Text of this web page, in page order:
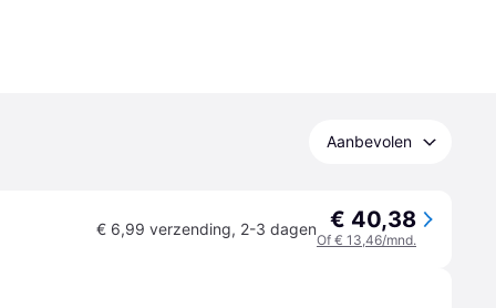
Aanbevolen
€ 6,99 verzending, 2-3 dagen € 40,38
Of € 13,46/mnd.